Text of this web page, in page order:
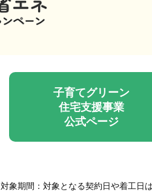
子育てグリーン
住宅支援事業
公式ページ
対象期間：対象となる契約日や着工日